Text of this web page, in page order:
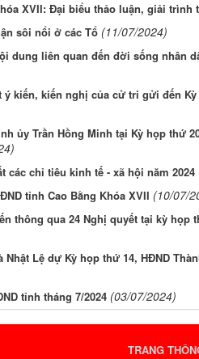
XVII: Đại biểu thảo luận, giải
sôi nổi ở các Tổ (11/07/2024)
dung liên quan đến đời sống nhân
ý kiến, kiến nghị của cử tri gửi đến
ủy Trần Hồng Minh tại Kỳ họp thứ
các chỉ tiêu kinh tế - xã hội năm 2024
tỉnh Cao Bằng Khóa XVII (10/07/
thông qua 24 Nghị quyết tại kỳ họp
Nhật Lệ dự Kỳ họp thứ 14, HĐND
tỉnh tháng 7/2024 (03/07/2024)
TRANG